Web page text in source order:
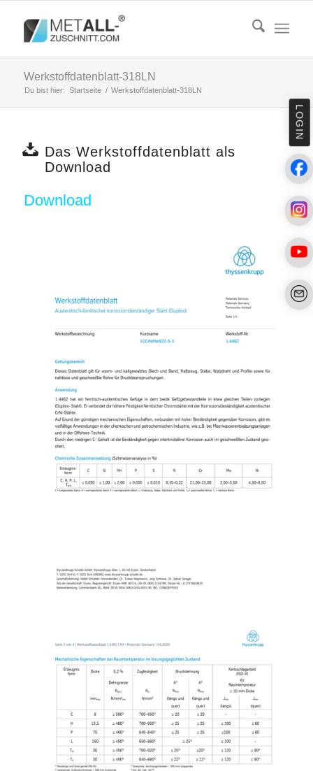
LOGIN
Werkstoffdatenblatt-318LN
Du bist hier: Startseite / Werkstoffdatenblatt-318LN
Das Werkstoffdatenblatt als
Download
Download